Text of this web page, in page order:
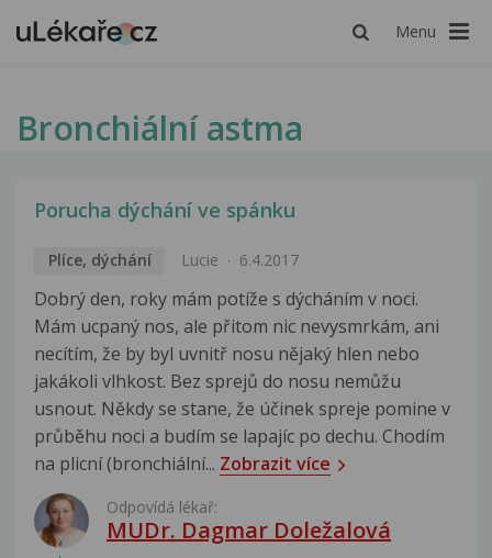
Menu
Bronchiální astma
Porucha dýchání ve spánku
Plíce, dýchání Lucie 6.4.2017
Dobrý den, roky mám potíže s dýcháním v noci.
Mám ucpaný nos, ale přitom nic nevysmrkám, ani
necítím, že by byl uvnitř nosu nějaký hlen nebo
jakákoli vlhkost. Bez sprejů do nosu nemůžu
usnout. Někdy se stane, že účinek spreje pomine v
průběhu noci a budím se lapajíc po dechu. Chodím
na plicní (bronchiální... Zobrazit více
Odpovídá lékař:
MUDr. Dagmar Doležalová